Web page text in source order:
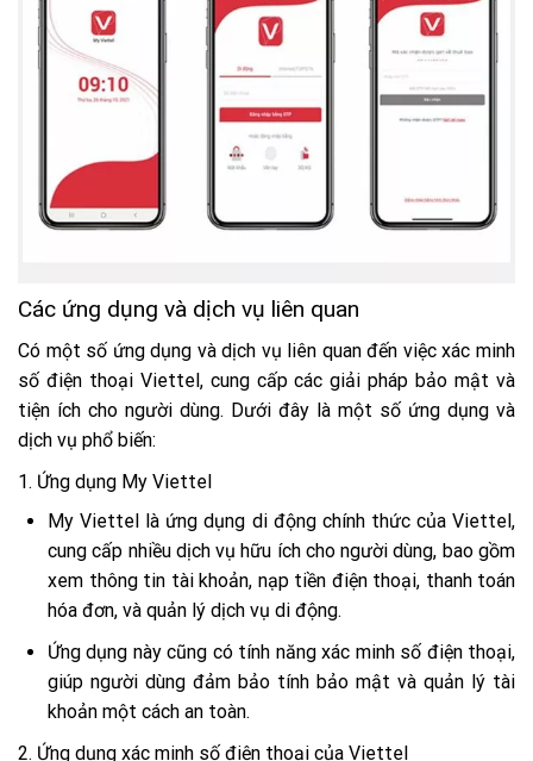
Các ứng dụng và dịch vụ liên quan
Có một số ứng dụng và dịch vụ liên quan đến việc xác minh
số điện thoại Viettel, cung cấp các giải pháp bảo mật và
tiện ích cho người dùng. Dưới đây là một số ứng dụng và
dịch vụ phổ biến:
1. Ứng dụng My Viettel
My Viettel là ứng dụng di động chính thức của Viettel,
cung cấp nhiều dịch vụ hữu ích cho người dùng, bao gồm
xem thông tin tài khoản, nạp tiền điện thoại, thanh toán
hóa đơn, và quản lý dịch vụ di động.
Ứng dụng này cũng có tính năng xác minh số điện thoại,
giúp người dùng đảm bảo tính bảo mật và quản lý tài
khoản một cách an toàn.
2. Ứng dụng xác minh số điện thoại của Viettel